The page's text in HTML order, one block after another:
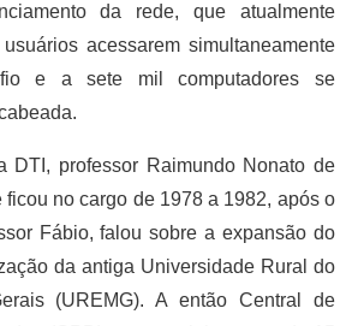
da rede, que atualmente
acessarem simultaneamente
e a sete mil computadores se
DTI, professor Raimundo Nonato de
ficou no cargo de 1978 a 1982, após o
Fábio, falou sobre a expansão do
da antiga Universidade Rural do
(UREMG). A então Central de